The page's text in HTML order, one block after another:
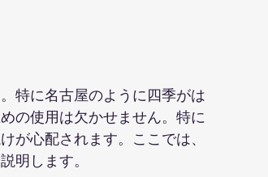
特に名古屋のように四季がは
の使用は欠かせません。特に
が心配されます。ここでは、
明します。